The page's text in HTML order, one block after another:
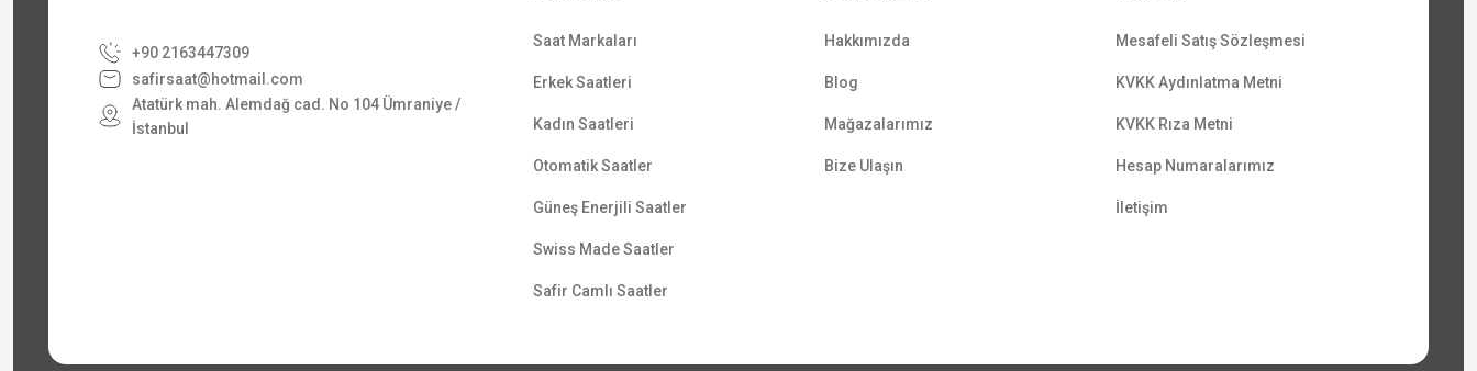
+90 2163447309
safirsaat@hotmail.com
Atatürk mah. Alemdağ cad. No 104 Ümraniye /
İstanbul
Saat Markaları
Erkek Saatleri
Kadın Saatleri
Otomatik Saatler
Güneş Enerjili Saatler
Swiss Made Saatler
Safir Camlı Saatler
Hakkımızda
Blog
Mağazalarımız
Bize Ulaşın
Mesafeli Satış Sözleşmesi
KVKK Aydınlatma Metni
KVKK Rıza Metni
Hesap Numaralarımız
İletişim